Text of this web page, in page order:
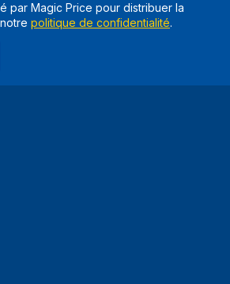
par Magic Price pour distribuer la
politique de confidentialité.